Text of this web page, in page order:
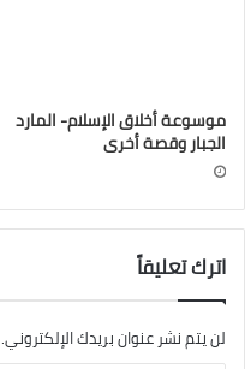
موسوعة أخلاق الإسلام- المارد
الجبار وقصة أخرى
اترك تعليقاً
لن يتم نشر عنوان بريدك الإلكتروني.